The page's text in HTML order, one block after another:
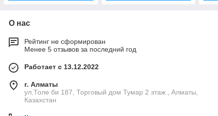
О нас
Рейтинг не сформирован
Менее 5 отзывов за последний год
Работает с 13.12.2022
г. Алматы
ул.Толе би 187, Торговый дом Тумар 2 этаж , Алматы,
Казахстан